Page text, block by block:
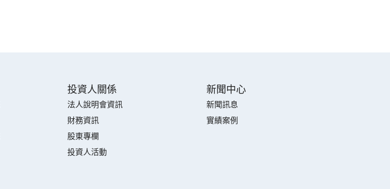
投資人關係
法人說明會資訊
財務資訊
股東專欄
投資人活動
新聞中心
新聞訊息
實績案例